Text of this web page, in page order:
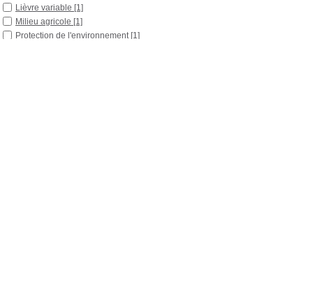
Lièvre variable [1]
Milieu agricole [1]
Protection de l'environnement [1]